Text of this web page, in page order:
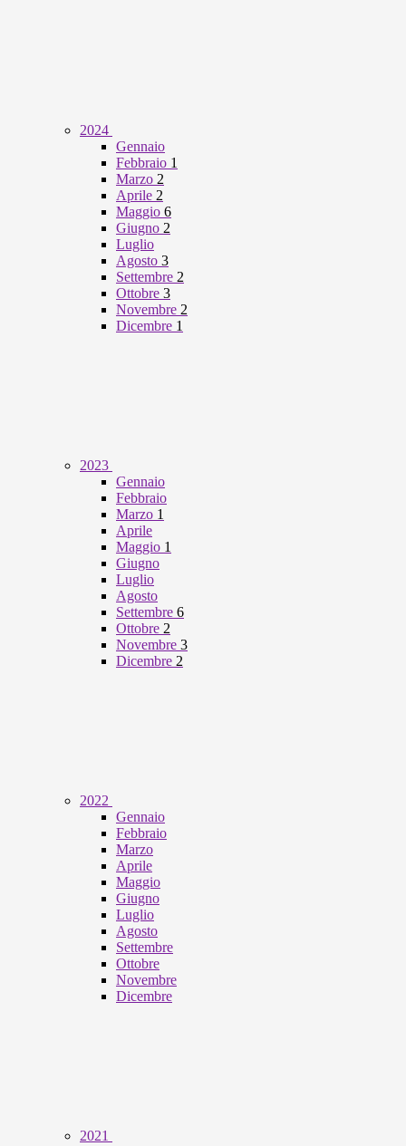
2024
Gennaio
Febbraio 1
Marzo 2
Aprile 2
Maggio 6
Giugno 2
Luglio
Agosto 3
Settembre 2
Ottobre 3
Novembre 2
Dicembre 1
2023
Gennaio
Febbraio
Marzo 1
Aprile
Maggio 1
Giugno
Luglio
Agosto
Settembre 6
Ottobre 2
Novembre 3
Dicembre 2
2022
Gennaio
Febbraio
Marzo
Aprile
Maggio
Giugno
Luglio
Agosto
Settembre
Ottobre
Novembre
Dicembre
2021